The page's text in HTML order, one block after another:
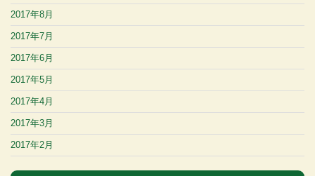
2017年8月
2017年7月
2017年6月
2017年5月
2017年4月
2017年3月
2017年2月